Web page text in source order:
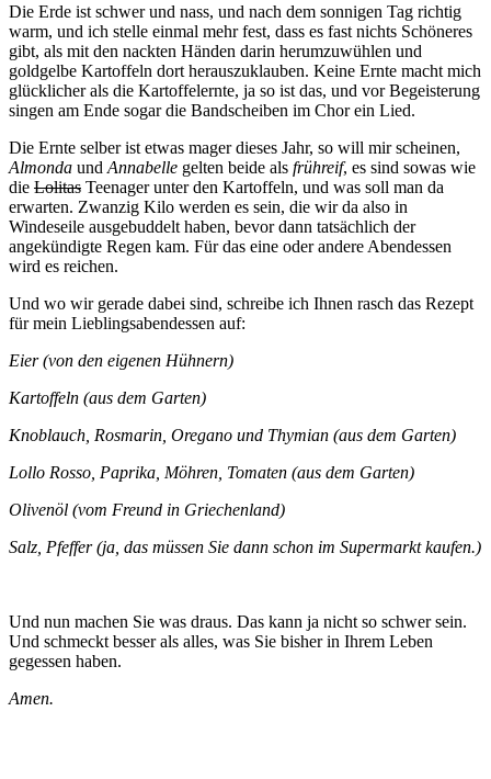
Die Erde ist schwer und nass, und nach dem sonnigen Tag richtig
warm, und ich stelle einmal mehr fest, dass es fast nichts Schöneres
gibt, als mit den nackten Händen darin herumzuwühlen und
goldgelbe Kartoffeln dort herauszuklauben. Keine Ernte macht mich
glücklicher als die Kartoffelernte, ja so ist das, und vor Begeisterung
singen am Ende sogar die Bandscheiben im Chor ein Lied.
Die Ernte selber ist etwas mager dieses Jahr, so will mir scheinen,
Almonda und Annabelle gelten beide als frühreif, es sind sowas wie
die Lolitas Teenager unter den Kartoffeln, und was soll man da
erwarten. Zwanzig Kilo werden es sein, die wir da also in
Windeseile ausgebuddelt haben, bevor dann tatsächlich der
angekündigte Regen kam. Für das eine oder andere Abendessen
wird es reichen.
Und wo wir gerade dabei sind, schreibe ich Ihnen rasch das Rezept
für mein Lieblingsabendessen auf:
Eier (von den eigenen Hühnern)
Kartoffeln (aus dem Garten)
Knoblauch, Rosmarin, Oregano und Thymian (aus dem Garten)
Lollo Rosso, Paprika, Möhren, Tomaten (aus dem Garten)
Olivenöl (vom Freund in Griechenland)
Salz, Pfeffer (ja, das müssen Sie dann schon im Supermarkt kaufen.)
Und nun machen Sie was draus. Das kann ja nicht so schwer sein.
Und schmeckt besser als alles, was Sie bisher in Ihrem Leben
gegessen haben.
Amen.